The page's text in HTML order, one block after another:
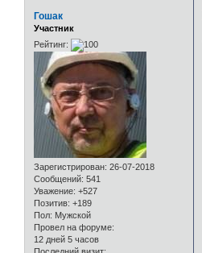
Гошак
Участник
Рейтинг:
Зарегистрирован: 26-07-2018
Сообщений: 541
Уважение: +527
Позитив: +189
Пол: Мужской
Провел на форуме:
12 дней 5 часов
Последний визит: